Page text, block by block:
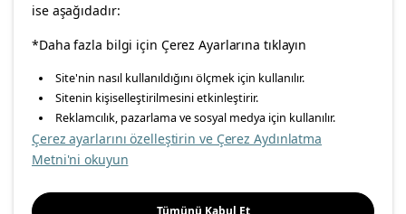
facebooktwitterinstagrampinterestyoutube
linkedin
Enerji Politikası Bilgi Güvenliği Politikası
Gıda Güvenliği Politikası
Konumunuzu Seçin
İnternetten vereceğiniz siparişlerinizde size özel hizmet ve
içerikleri görebilmek için lütfen konumuzu seçin.
İl seçiniz
Seçiniz
ise aşağıdadır:
*Daha fazla bilgi için Çerez Ayarlarına tıklayın
Site'nin nasıl kullanıldığını ölçmek için kullanılır.
Sitenin kişiselleştirilmesini etkinleştirir.
Reklamcılık, pazarlama ve sosyal medya için kullanılır.
Çerez ayarlarını özelleştirin ve Çerez Aydınlatma
Metni'ni okuyun
Tümünü Kabul Et